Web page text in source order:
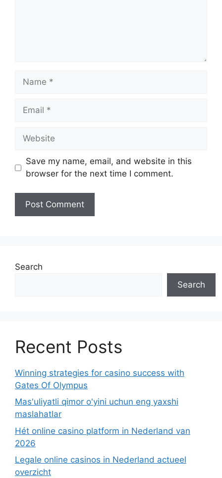
Name
Email
Website
Save my name, email, and website in this
browser for the next time I comment.
Search
Search
Recent Posts
Winning strategies for casino success with
Gates Of Olympus
Mas'uliyatli qimor o'yini uchun eng yaxshi
maslahatlar
Hét online casino platform in Nederland van
2026
Legale online casinos in Nederland actueel
overzicht